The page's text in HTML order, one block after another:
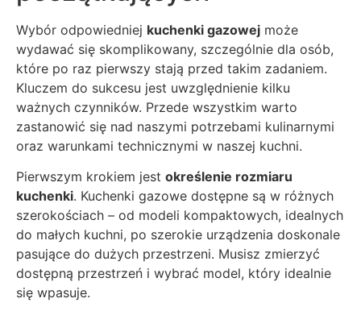
Wybór odpowiedniej kuchenki gazowej może
wydawać się skomplikowany, szczególnie dla osób,
które po raz pierwszy stają przed takim zadaniem.
Kluczem do sukcesu jest uwzględnienie kilku
ważnych czynników. Przede wszystkim warto
zastanowić się nad naszymi potrzebami kulinarnymi
oraz warunkami technicznymi w naszej kuchni.
Pierwszym krokiem jest określenie rozmiaru
kuchenki. Kuchenki gazowe dostępne są w różnych
szerokościach – od modeli kompaktowych, idealnych
do małych kuchni, po szerokie urządzenia doskonale
pasujące do dużych przestrzeni. Musisz zmierzyć
dostępną przestrzeń i wybrać model, który idealnie
się wpasuje.